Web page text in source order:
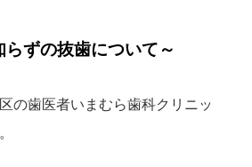
ずの抜歯について～
の歯医者いまむら歯科クリニッ